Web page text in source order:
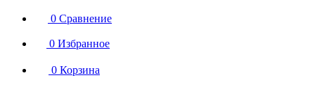
0 Сравнение
0 Избранное
0 Корзина